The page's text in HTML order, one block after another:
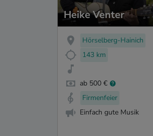
Heike Venter
Hörselberg-Hainich
143 km
ab 500 €
Firmenfeier
Einfach gute Musik